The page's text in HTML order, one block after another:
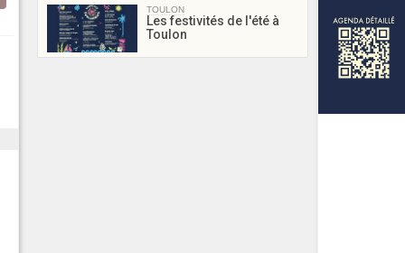
TOULON
Les festivités de l'été à
Toulon